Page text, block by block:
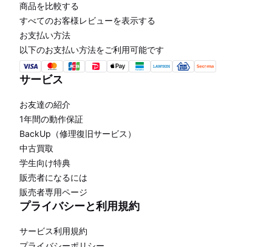
商品を比較する
すべてのお客様レビューを表示する
お支払い方法
以下のお支払い方法をご利用可能です
サービス
お友達の紹介
1年間の動作保証
BackUp（修理復旧サービス）
中古買取
学生向け特典
販売者になるには
販売者専用ページ
プライバシーと利用規約
サービス利用規約